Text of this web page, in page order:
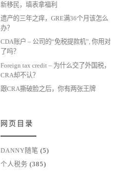
新移民，填表拿福利
遗产的三年之痒，GRE满36个月该怎么
办？
CDA账户 – 公司的“免税提款机”, 你用对
了吗？
Foreign tax credit – 为什么交了外国税，
CRA却不认？
跟CRA撕破脸之后，你有两张王牌
网页目录
DANNY随笔 (5)
个人税务 (385)